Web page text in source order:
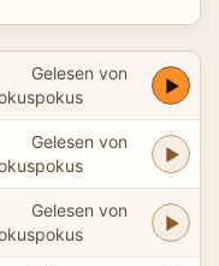
Gelesen von
Gelesen von
Gelesen von